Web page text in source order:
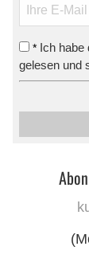
* Ich habe
gelesen und